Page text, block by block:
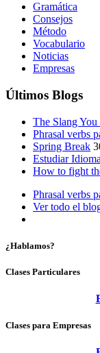
Gramática
Consejos
Método
Vocabulario
Noticias
Empresas
Últimos Blogs
The Slang
Phrasal verbs
Spring Break
Estudiar
How to fight
Phrasal verbs
Ver todo el
¿Hablamos?
Clases Particulares
Clases para Empresas